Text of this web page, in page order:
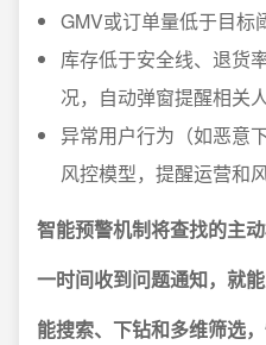
GMV或订单量低于目标
库存低于安全线、退货
况，自动弹窗提醒相关人
异常用户行为（如恶意
风控模型，提醒运营和
智能预警机制将查找的主
一时间收到问题通知，就
能搜索、下钻和多维筛选